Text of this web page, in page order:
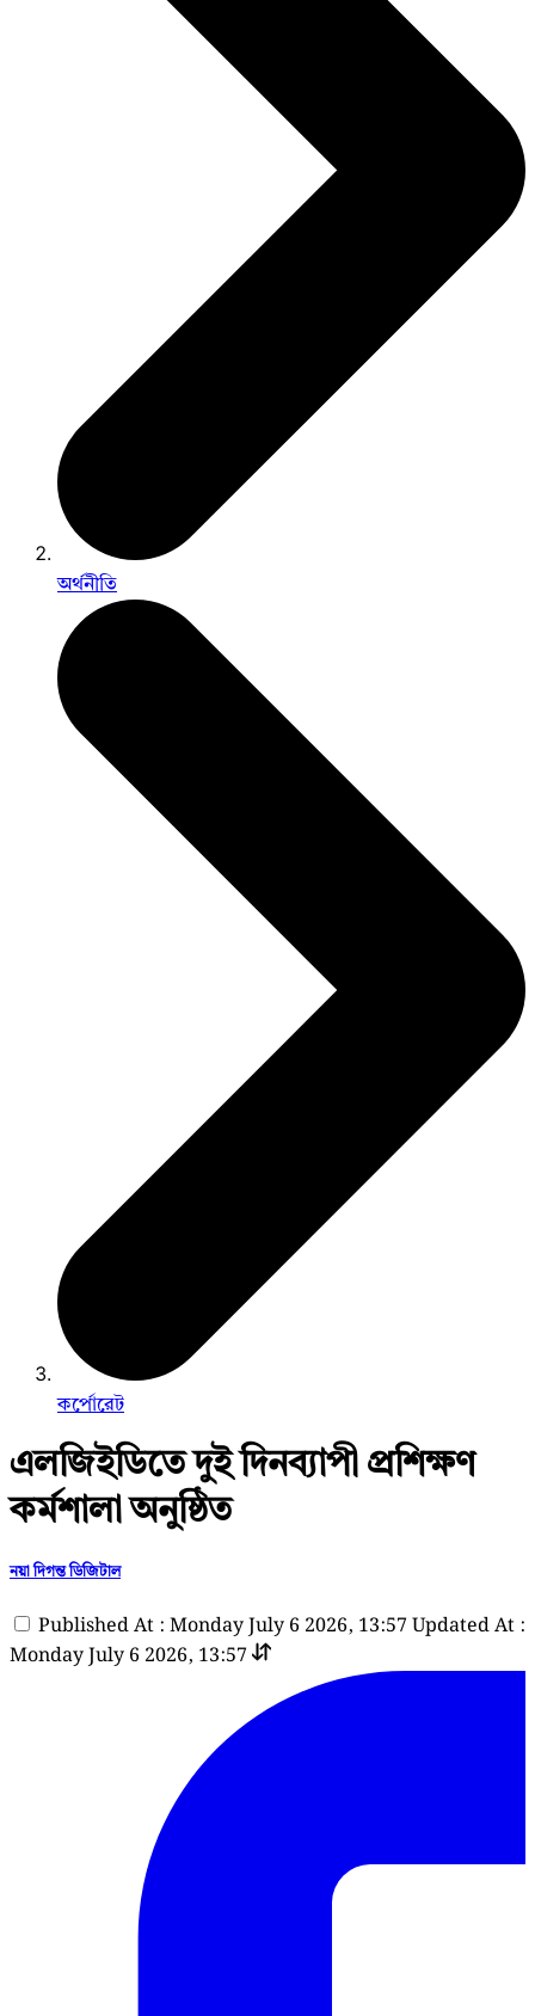
অর্থনীতি
কর্পোরেট
এলজিইডিতে দুই দিনব্যাপী প্রশিক্ষণ
কর্মশালা অনুষ্ঠিত
নয়া দিগন্ত ডিজিটাল
Published At : Monday July 6 2026, 13:57 Updated At :
Monday July 6 2026, 13:57